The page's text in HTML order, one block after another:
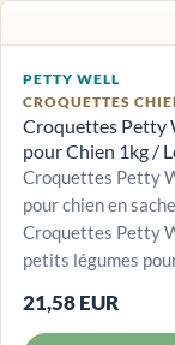
PETTY WELL
CROQUETTES
Croquettes Petty
pour Chien 1kg /
Croquettes Petty
pour chien en
Croquettes Petty
petits légumes
21,58 EUR